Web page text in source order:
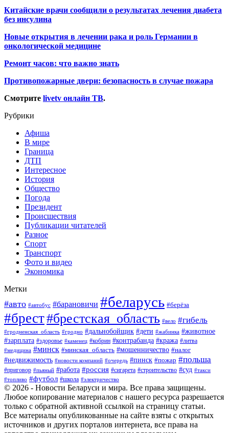
Китайские врачи сообщили о результатах лечения диабета
без инсулина
Новые открытия в лечении рака и роль Германии в
онкологической медицине
Ремонт часов: что важно знать
Противопожарные двери: безопасность в случае пожара
Смотрите livetv онлайн ТВ.
Рубрики
Афиша
В мире
Граница
ДТП
Интересное
История
Общество
Погода
Президент
Происшествия
Публикации читателей
Разное
Спорт
Транспорт
Фото и видео
Экономика
Метки
#авто #автобус #барановичи #беларусь #берёза
#брест#брестская_область #вело #гибель
#гродненская_область #гродно #дальнобойщик #дети #жабинка #животное
#зарплата #здоровье #каменец #кобрин #контрабанда #кража #литва
#медицина #минск #минская_область #мошенничество #налог
#недвижимость #новости компаний #очередь #пинск #пожар #польша
#приговор #пьяный #работа #россия #сигарета #строительство #суд #такси
#топливо #футбол #школа #электричество
© 2026 - Новости Беларуси и мира. Все права защищены.
Любое копирование материалов с нашего ресурса разрешается
только с обратной активной ссылкой на страницу статьи.
Все материалы опубликованные на сайте взяты с открытых
источников и других порталов интернета, все права на